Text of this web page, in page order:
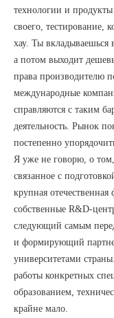
технологии и
своего, тестирование,
хау. Ты вкладываешься
а потом выходит
права производителю
международные
справляются с таким
деятельность. Рынок
постепенно
Я уже не говорю, о том,
связанное с
крупная
собственные R&D-
следующий самым
и формирующий
университетами
работы конкретных
образованием,
крайне мало.